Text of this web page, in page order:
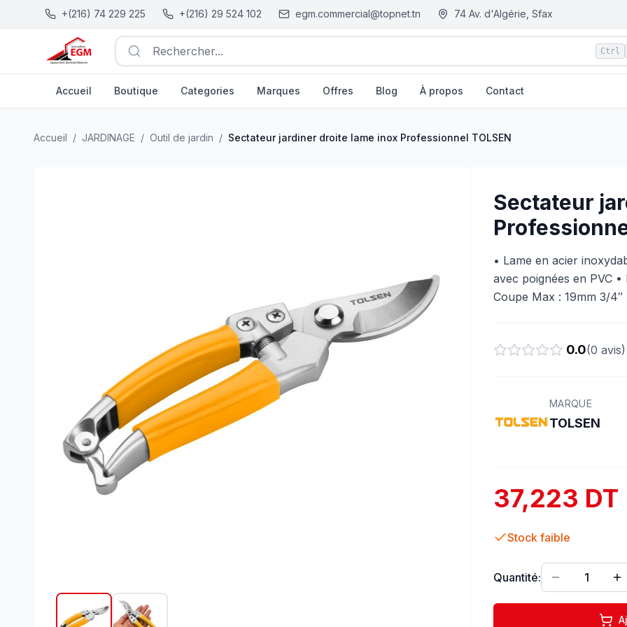
+(216) 74 229 225 +(216) 29 524 102 egm.commercial@topnet.tn 74 Av. d'Algérie, Sfax
Rechercher... Ctrl
Accueil Boutique Categories Marques Offres Blog À propos Contact
Accueil / JARDINAGE / Outil de jardin / Sectateur jardiner droite lame inox Professionnel TOLSEN
Sectateur
• Lame en acier
avec poignées en PVC
Coupe Max : 19mm 3/4″
0.0(0 avis)
MARQUE
TOLSEN
37,223 DT
Stock faible
Quantité: 1